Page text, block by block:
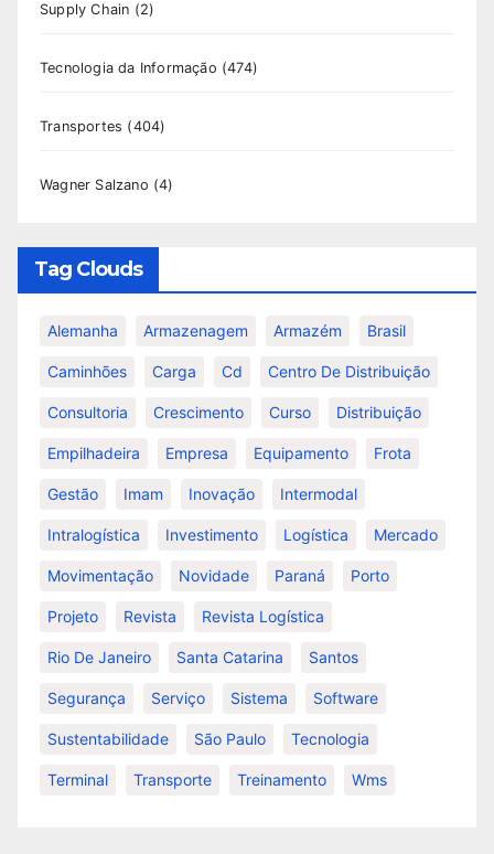
Supply Chain (2)
Tecnologia da Informação (474)
Transportes (404)
Wagner Salzano (4)
Tag Clouds
Alemanha Armazenagem Armazém Brasil
Caminhões Carga Cd Centro De Distribuição
Consultoria Crescimento Curso Distribuição
Empilhadeira Empresa Equipamento Frota
Gestão Imam Inovação Intermodal
Intralogística Investimento Logística Mercado
Movimentação Novidade Paraná Porto
Projeto Revista Revista Logística
Rio De Janeiro Santa Catarina Santos
Segurança Serviço Sistema Software
Sustentabilidade São Paulo Tecnologia
Terminal Transporte Treinamento Wms